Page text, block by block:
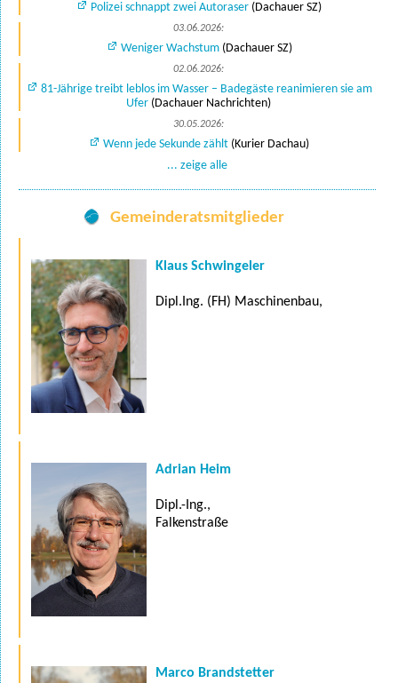
Polizei schnappt zwei Autoraser (Dachauer SZ)
03.06.2026:
Weniger Wachstum(Dachauer SZ)
02.06.2026:
81-Jährige treibt leblos im Wasser – Badegäste reanimieren sie am
Ufer(Dachauer Nachrichten)
30.05.2026:
Wenn jede Sekunde zählt (Kurier Dachau)
... zeige alle
Gemeinderatsmitglieder
Klaus Schwingeler
Dipl.Ing. (FH) Maschinenbau,
Adrian Heim
Dipl.-Ing.,
Falkenstraße
Marco Brandstetter